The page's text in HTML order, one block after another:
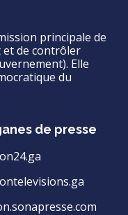
principale de
et de contrôler
Elle
du
de presse